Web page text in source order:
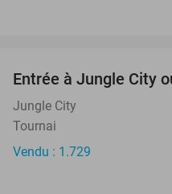
Entrée à Jungle City
Jungle City
Tournai
Vendu : 1.729